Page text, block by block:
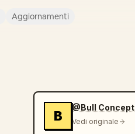
Aggiornamenti
B
@Bull Concept
Vedi originale